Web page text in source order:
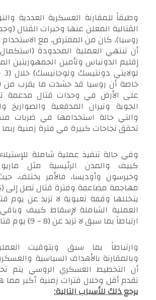
وطبقاً للمقارنة العسكرية العددية
القتالية المعلن عنها وخبرات القتال
روسيا)، كان من المفترض، مع الاستخدام
أن تنتهي العملية المحدودة
إقليم الدونباس وتأمين الجمهوريتين
على الأرض في وحدات قتال مدعمة
الجوية ونيران المدفعية والصواريخ
والتي حالة استخدامها في ضربات
تحقق نجاحات كبيرة في فترة زمنية
وفي حالة تنفيذ عملية شاملة
كييف والمدن الرئيسية مثل
وخيرسون وأوديسا، فالأمر يختلف،
يتخللها وقفة تعبوية لا تزيد عن يوم
العملية الشاملة لإسقاط كييف
ارتباطاً بما سبق لا تزيد عن (8 – 9) يوم قتال.
وارتباطاً بما سبق وبتوقيت
وبالمقارنة بالأهداف السياسية
أن التخطيط العسكري الروسي يتم
تقدم أقل وخلال فترات زمنية أكبر
يرجع ذلك للأسباب التالية: